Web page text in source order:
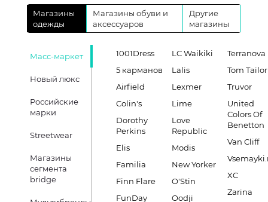
Магазины
одежды
Магазины обуви и
аксессуаров
Другие
магазины
Масс-маркет
Новый люкс
Российские
марки
Streetwear
Магазины
сегмента
bridge
1001Dress
5 карманов
Airfield
Colin's
Dorothy
Perkins
Elis
Familia
Finn Flare
FunDay
LC Waikiki
Lalis
Lexmer
Lime
Love
Republic
Modis
New Yorker
O'Stin
Oodji
Terranova
Tom Tailor
Truvor
United
Colors Of
Benetton
Van Cliff
XC
Zarina